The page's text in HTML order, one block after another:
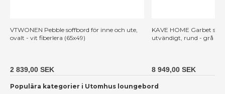
VTWONEN Pebble soffbord för inne och ute,
ovalt - vit fiberlera (65x49)
2 839,00 SEK
KAVE HOME Garbet
utvändigt, rund - grå
8 949,00 SEK
Populära kategorier i Utomhus loungebord